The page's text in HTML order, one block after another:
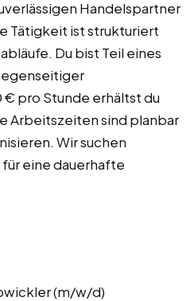
Handelspartner
Tätigkeit ist strukturiert
Du bist Teil eines
€ pro Stunde erhältst du
Arbeitszeiten sind planbar
Wir suchen
eine dauerhafte
(m/w/d)